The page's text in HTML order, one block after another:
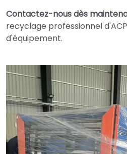
Contactez-nous dès
recyclage professionnel
d'équipement.